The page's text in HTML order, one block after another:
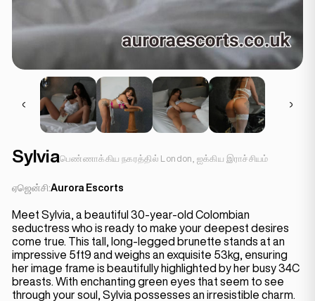
Sylviaபெண்ணாக்கிய நகரத்தில் London, ஐக்கிய இராச்சியம்
ஏஜென்சி:Aurora Escorts
Meet Sylvia, a beautiful 30-year-old Colombian
seductress who is ready to make your deepest desires
come true. This tall, long-legged brunette stands at an
impressive 5ft9 and weighs an exquisite 53kg, ensuring
her image frame is beautifully highlighted by her busy 34C
breasts. With enchanting green eyes that seem to see
through your soul, Sylvia possesses an irresistible charm.